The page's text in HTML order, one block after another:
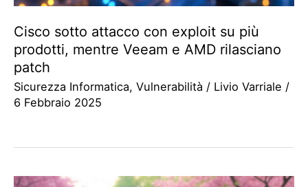
Cisco sotto attacco con exploit su più
prodotti, mentre Veeam e AMD rilasciano
patch
Sicurezza Informatica, Vulnerabilità / Livio Varriale /
6 Febbraio 2025